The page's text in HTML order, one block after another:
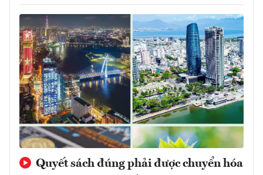
Quyết sách đúng phải được chuyển hóa